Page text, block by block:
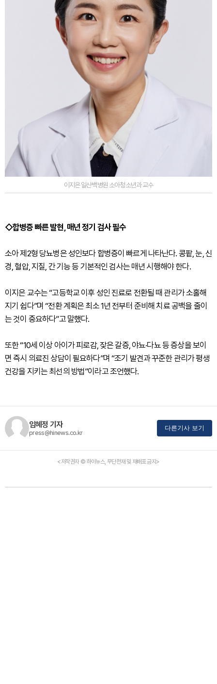
이지은 일산백병원 소아청소년과 교수
◇합병증 빠른 발현, 매년 정기 검사 필수
소아 제2형 당뇨병은 성인보다 합병증이 빠르게 나타난다. 콩팥, 눈, 신
경, 혈압, 지질, 간 기능 등 기본적인 검사는 매년 시행해야 한다.
이지은 교수는 “고등학교 이후 성인 진료로 전환될 때 관리가 소홀해
지기 쉽다”며 “전환 계획은 최소 1년 전부터 준비해 치료 공백을 줄이
는 것이 중요하다”고 말했다.
또한 “10세 이상 아이가 피로감, 잦은 갈증, 야뇨·다뇨 등 증상을 보이
면 즉시 의료진 상담이 필요하다”며 “조기 발견과 꾸준한 관리가 평생
건강을 지키는 최선의 방법”이라고 조언했다.
임혜정 기자
press@hinews.co.kr
다른기사 보기
<저작권자 © 하이뉴스, 무단전재 및 재배포 금지>